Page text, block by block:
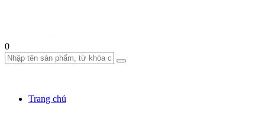
0
Trang chủ